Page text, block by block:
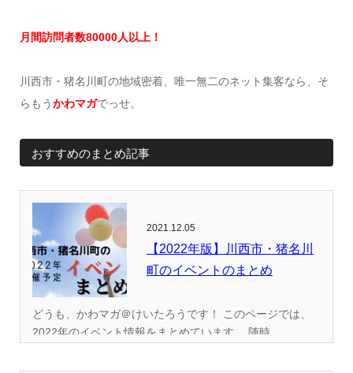
月間訪問者数80000人以上！
川西市・猪名川町の地域密着、唯一無二のネット集客なら、そ
らもうかわマガでっせ。
おすすめのまとめ記事
2021.12.05
【2022年版】川西市・猪名川
町のイベントのまとめ
どうも、かわマガ＠けいたろうです！ このページでは、
2022年のイベント情報をまとめています。 随時...